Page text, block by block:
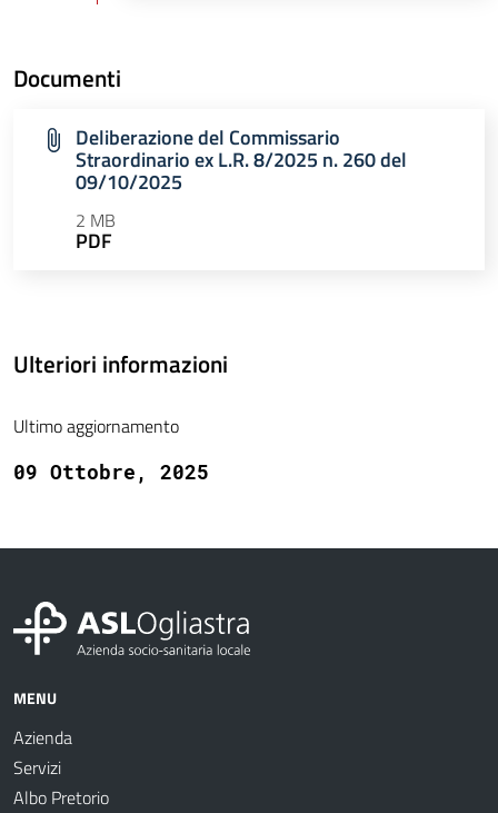
Documenti
Deliberazione del Commissario
Straordinario ex L.R. 8/2025 n. 260 del
09/10/2025
2 MB
PDF
Ulteriori informazioni
Ultimo aggiornamento
09 Ottobre, 2025
MENU
Azienda
Servizi
Albo Pretorio